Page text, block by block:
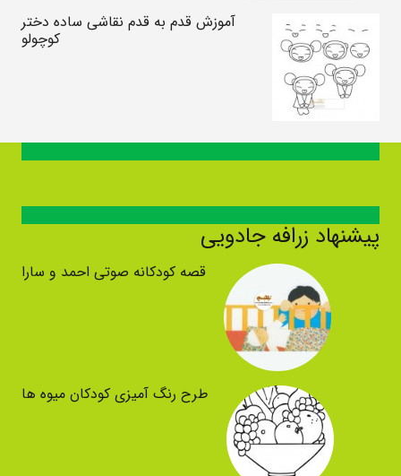
آموزش قدم به قدم نقاشی ساده دختر
کوچولو
پیشنهاد زرافه جادویی
قصه کودکانه صوتی احمد و سارا
طرح رنگ آمیزی کودکان میوه ها